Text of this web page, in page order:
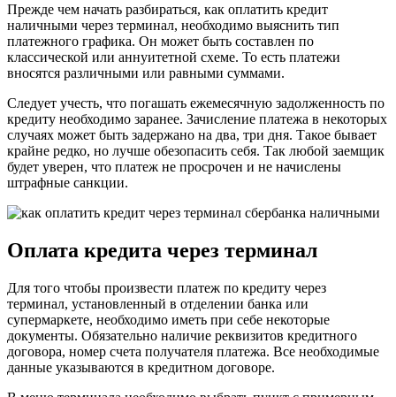
Прежде чем начать разбираться, как оплатить кредит
наличными через терминал, необходимо выяснить тип
платежного графика. Он может быть составлен по
классической или аннуитетной схеме. То есть платежи
вносятся различными или равными суммами.
Следует учесть, что погашать ежемесячную задолженность по
кредиту необходимо заранее. Зачисление платежа в некоторых
случаях может быть задержано на два, три дня. Такое бывает
крайне редко, но лучше обезопасить себя. Так любой заемщик
будет уверен, что платеж не просрочен и не начислены
штрафные санкции.
Оплата кредита через терминал
Для того чтобы произвести платеж по кредиту через
терминал, установленный в отделении банка или
супермаркете, необходимо иметь при себе некоторые
документы. Обязательно наличие реквизитов кредитного
договора, номер счета получателя платежа. Все необходимые
данные указываются в кредитном договоре.